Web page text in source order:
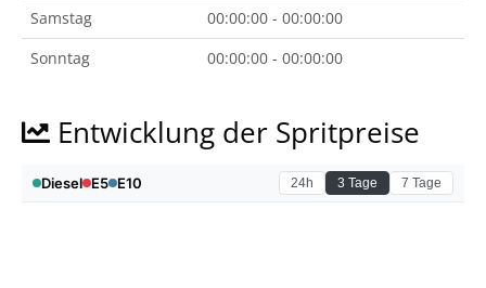
Samstag
00:00:00 - 00:00:00
Sonntag
00:00:00 - 00:00:00
Entwicklung der Spritpreise